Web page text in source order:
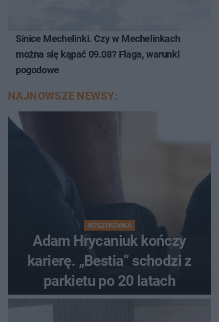
Sinice Mechelinki. Czy w Mechelinkach
można się kąpać 09.08? Flaga, warunki
pogodowe
NAJNOWSZE NEWSY:
KOSZYKÓWKA
Adam Hrycaniuk kończy
karierę. „Bestia” schodzi z
parkietu po 20 latach